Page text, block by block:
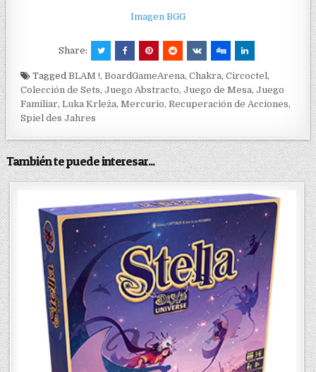
Imagen BGG
Share:
TaggedBLAM !,BoardGameArena,Chakra,Circoctel ,
Colección de Sets,Juego Abstracto,Juego de Mesa,Juego
Familiar,Luka Krleža,Mercurio,Recuperación de Acciones,
Spiel des Jahres
También te puede interesar...